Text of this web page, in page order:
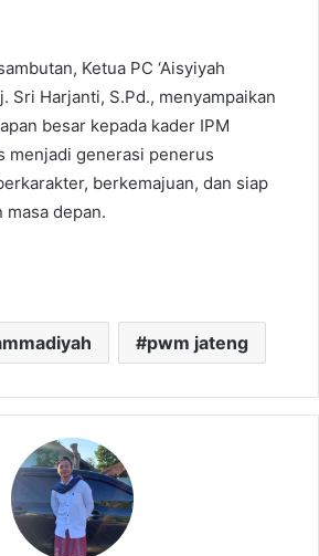
Ketua PC ‘Aisyiyah
Sri Harjanti, S.Pd., menyampaikan
besar kepada kader IPM
menjadi generasi penerus
berkemajuan, dan siap
masa depan.
pwm jateng